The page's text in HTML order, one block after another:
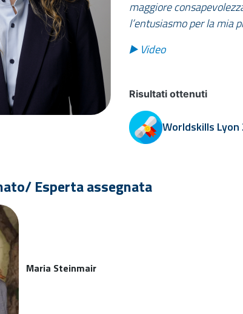
maggiore
l’entusiasmo per la mia
▶️ Video
Risultati ottenuti
Worldskills
Esperta assegnata
Maria Steinmair